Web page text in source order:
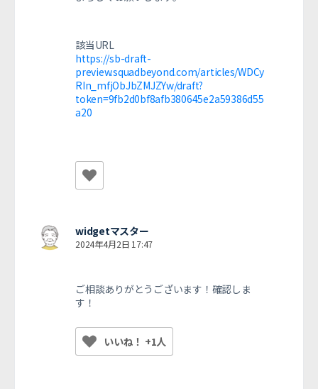
該当URL
https://sb-draft-
preview.squadbeyond.com/articles/WDCy
RIn_mfjObJbZMJZYw/draft?
token=9fb2d0bf8afb380645e2a59386d55
a20
widgetマスター
2024年4月2日 17:47
ご相談ありがとうございます！確認しま
す！
いいね！ +1人